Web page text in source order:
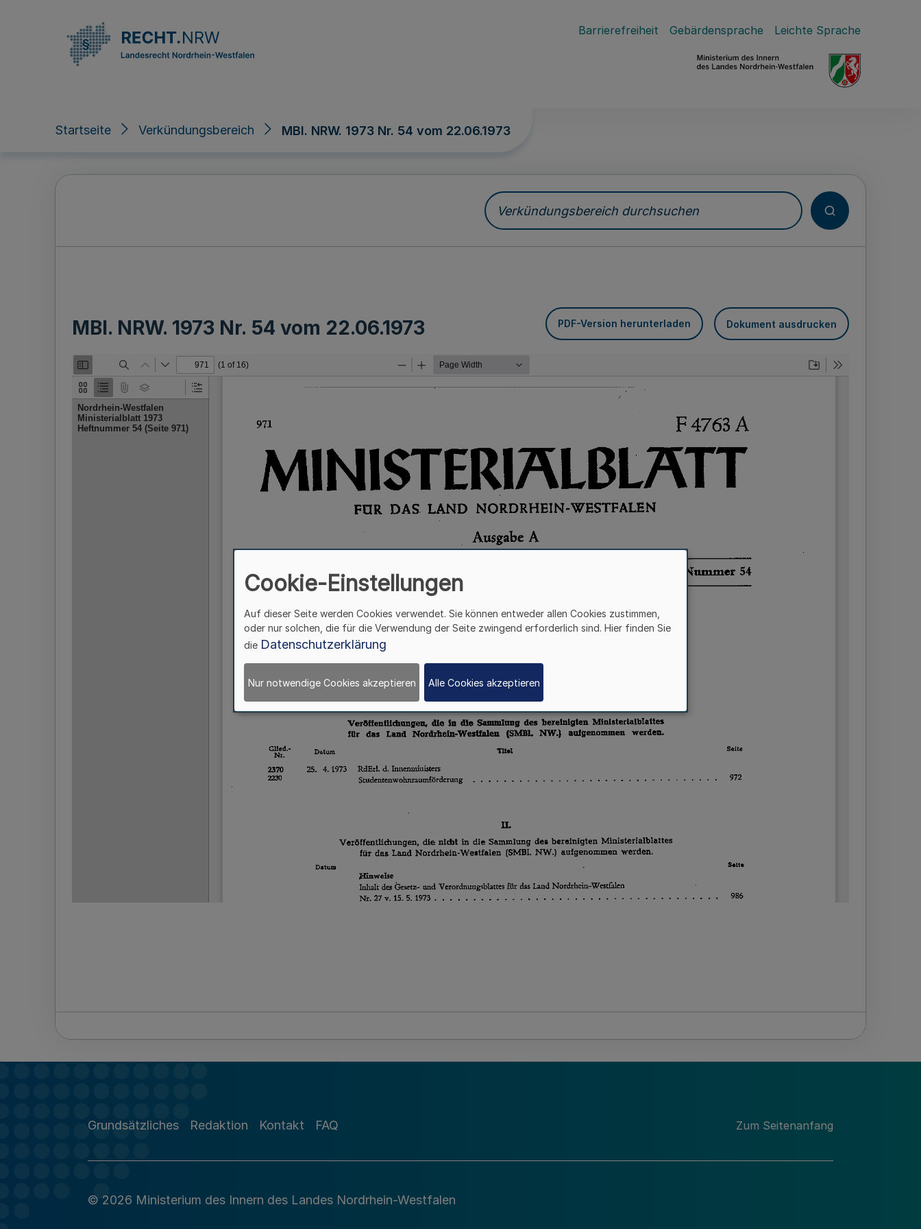
Barrierefreiheit Gebärdensprache Leichte Sprache
Startseite Verkündungsbereich MBl. NRW. 1973 Nr. 54 vom 22.06.1973
Verkündungsbereich durchsuchen
MBl. NRW. 1973 Nr. 54 vom 22.06.1973 PDF-Version herunterladen Dokument ausdrucken
Grundsätzliches Redaktion Kontakt FAQ Zum Seitenanfang
© 2026 Ministerium des Innern des Landes Nordrhein-Westfalen
Cookie-Einstellungen
Auf dieser Seite werden Cookies verwendet. Sie können entweder allen Cookies zustimmen,
oder nur solchen, die für die Verwendung der Seite zwingend erforderlich sind. Hier finden Sie
die Datenschutzerklärung
Nur notwendige Cookies akzeptieren Alle Cookies akzeptieren